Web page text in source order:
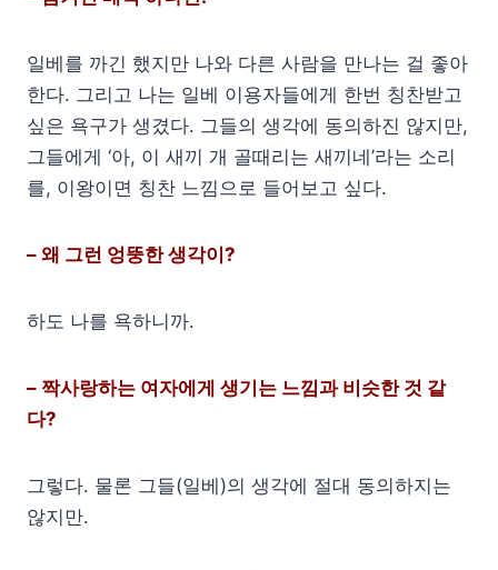
일베를 까긴 했지만 나와 다른 사람을 만나는 걸 좋아
한다. 그리고 나는 일베 이용자들에게 한번 칭찬받고
싶은 욕구가 생겼다. 그들의 생각에 동의하진 않지만,
그들에게 ‘아, 이 새끼 개 골때리는 새끼네’라는 소리
를, 이왕이면 칭찬 느낌으로 들어보고 싶다.
– 왜 그런 엉뚱한 생각이?
하도 나를 욕하니까.
– 짝사랑하는 여자에게 생기는 느낌과 비슷한 것 같
다?
그렇다. 물론 그들(일베)의 생각에 절대 동의하지는
않지만.